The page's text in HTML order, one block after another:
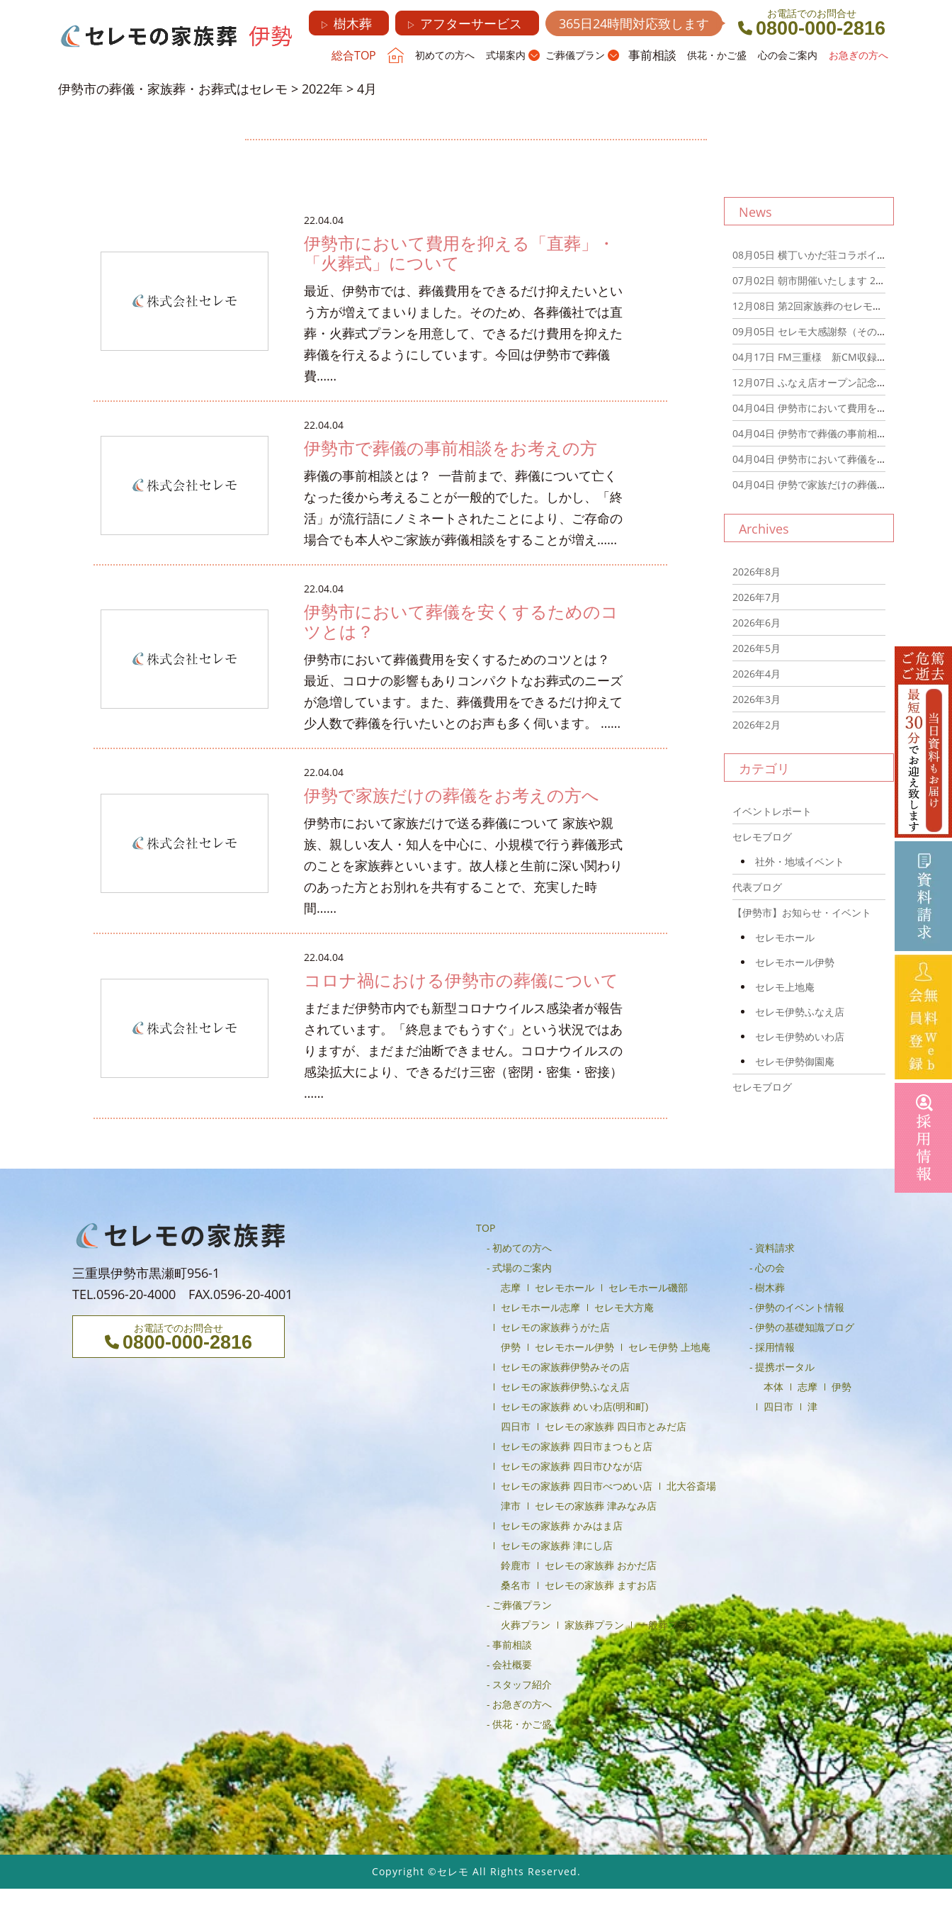
▷ 樹木葬 ▷ アフターサービス 365日24時間対応致します
お電話でのお問合せ
0800-000-2816
総合TOP 初めての方へ 式場案内 ご葬儀プラン 事前相談 供花・かご盛 心の会ご案内 お急ぎの方へ
伊勢市の葬儀・家族葬・お葬式はセレモ > 2022年 > 4月
22.04.04
伊勢市において費用を抑える「直葬」・
「火葬式」について
最近、伊勢市では、葬儀費用をできるだけ抑えたいとい
う方が増えてまいりました。そのため、各葬儀社では直
葬・火葬式プランを用意して、できるだけ費用を抑えた
葬儀を行えるようにしています。今回は伊勢市で葬儀
費……
22.04.04
伊勢市で葬儀の事前相談をお考えの方
葬儀の事前相談とは？ 一昔前まで、葬儀について亡く
なった後から考えることが一般的でした。しかし、「終
活」が流行語にノミネートされたことにより、ご存命の
場合でも本人やご家族が葬儀相談をすることが増え……
22.04.04
伊勢市において葬儀を安くするためのコ
ツとは？
伊勢市において葬儀費用を安くするためのコツとは？
最近、コロナの影響もありコンパクトなお葬式のニーズ
が急増しています。また、葬儀費用をできるだけ抑えて
少人数で葬儀を行いたいとのお声も多く伺います。 ……
22.04.04
伊勢で家族だけの葬儀をお考えの方へ
伊勢市において家族だけで送る葬儀について 家族や親
族、親しい友人・知人を中心に、小規模で行う葬儀形式
のことを家族葬といいます。故人様と生前に深い関わり
のあった方とお別れを共有することで、充実した時
間……
22.04.04
コロナ禍における伊勢市の葬儀について
まだまだ伊勢市内でも新型コロナウイルス感染者が報告
されています。「終息までもうすぐ」という状況ではあ
りますが、まだまだ油断できません。コロナウイルスの
感染拡大により、できるだけ三密（密閉・密集・密接）
……
News
08月05日 横丁いかだ荘コラボイベント開催 2024年08月05日
07月02日 朝市開催いたします 2024年07月02日
12月08日 第2回家族葬のセレモ朝市 明日開催！
09月05日 セレモ大感謝祭（その2）
04月17日 FM三重様 新CM収録！
12月07日 ふなえ店オープン記念第2弾
04月04日 伊勢市において費用を抑える「直葬」・「火葬式」について
04月04日 伊勢市で葬儀の事前相談をお考えの方
04月04日 伊勢市において葬儀を安くするためのコツとは？
04月04日 伊勢で家族だけの葬儀をお考えの方へ
Archives
2026年8月
2026年7月
2026年6月
2026年5月
2026年4月
2026年3月
2026年2月
2026年1月
2025年12月
2025年10月
2025年8月
2025年7月
2025年3月
2025年2月
2025年1月
2024年12月
2024年4月
2024年3月
2024年2月
2024年1月
2023年12月
2023年11月
2023年10月
2023年2月
2022年12月
2022年9月
2022年8月
2022年4月
2022年2月
2021年11月
2021年6月
2021年4月
2021年2月
2021年1月
カテゴリ
イベントレポート
セレモブログ
社外・地域イベント
代表ブログ
【伊勢市】お知らせ・イベント
セレモホール
セレモホール伊勢
セレモ上地庵
セレモ伊勢ふなえ店
セレモ伊勢めいわ店
セレモ伊勢御園庵
セレモブログ
三重県伊勢市黒瀬町956-1
TEL.0596-20-4000 FAX.0596-20-4001
お電話でのお問合せ
0800-000-2816
TOP
初めての方へ
式場のご案内
志摩
セレモホール
セレモホール磯部
セレモホール志摩
セレモ大方庵
セレモの家族葬うがた店
伊勢
セレモホール伊勢
セレモ伊勢 上地庵
セレモの家族葬伊勢みその店
セレモの家族葬伊勢ふなえ店
セレモの家族葬 めいわ店(明和町)
四日市
セレモの家族葬 四日市とみだ店
セレモの家族葬 四日市まつもと店
セレモの家族葬 四日市ひなが店
セレモの家族葬 四日市べつめい店
北大谷斎場
津市
セレモの家族葬 津みなみ店
セレモの家族葬 かみはま店
セレモの家族葬 津にし店
鈴鹿市
セレモの家族葬 おかだ店
桑名市
セレモの家族葬 ますお店
ご葬儀プラン
火葬プラン
家族葬プラン
一般葬プラン
事前相談
会社概要
スタッフ紹介
お急ぎの方へ
供花・かご盛
資料請求
心の会
樹木葬
伊勢のイベント情報
伊勢の基礎知識ブログ
採用情報
提携ポータル
本体
志摩
伊勢
四日市
津
Copyright ©セレモ All Rights Reserved.